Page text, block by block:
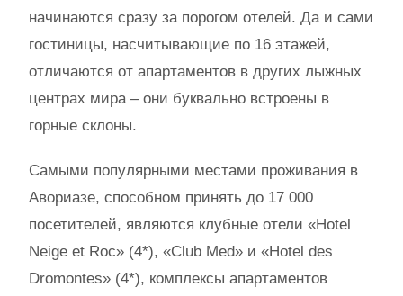
начинаются сразу за порогом отелей. Да и сами
гостиницы, насчитывающие по 16 этажей,
отличаются от апартаментов в других лыжных
центрах мира – они буквально встроены в
горные склоны.
Самыми популярными местами проживания в
Авориазе, способном принять до 17 000
посетителей, являются клубные отели «Hotel
Neige et Roc» (4*), «Club Med» и «Hotel des
Dromontes» (4*), комплексы апартаментов